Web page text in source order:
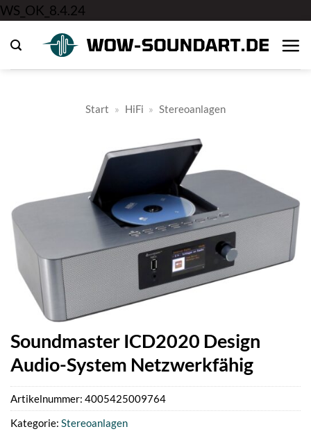
WS_OK_8.4.24
springen
Start » HiFi » Stereoanlagen
Soundmaster ICD2020 Design
Audio-System Netzwerkfähig
Artikelnummer: 4005425009764
Kategorie: Stereoanlagen